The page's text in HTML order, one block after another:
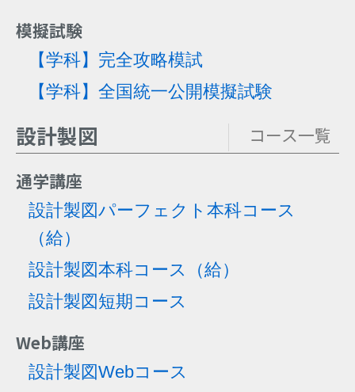
模擬試験
【学科】完全攻略模試
【学科】全国統一公開模擬試験
設計製図
コース一覧
通学講座
設計製図パーフェクト本科コース
（給）
設計製図本科コース
（給）
設計製図短期コース
Web講座
設計製図Webコース